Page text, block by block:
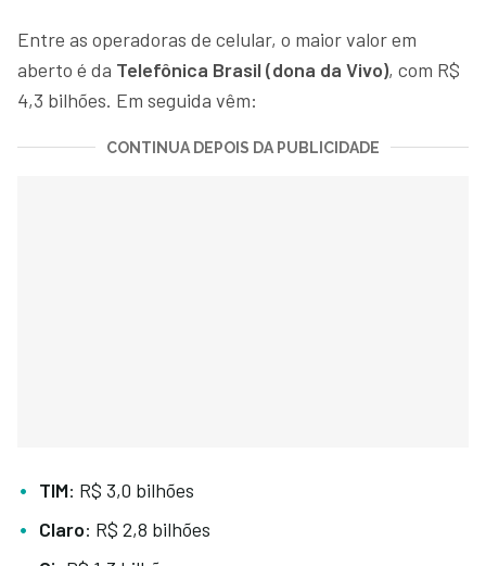
Entre as operadoras de celular, o maior valor em
aberto é da Telefônica Brasil (dona da Vivo), com R$
4,3 bilhões. Em seguida vêm:
CONTINUA DEPOIS DA PUBLICIDADE
TIM: R$ 3,0 bilhões
Claro: R$ 2,8 bilhões